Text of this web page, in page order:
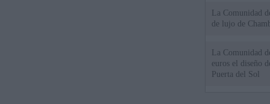
La Comunidad
de lujo de
La Comunidad
euros el diseño
Puerta del Sol